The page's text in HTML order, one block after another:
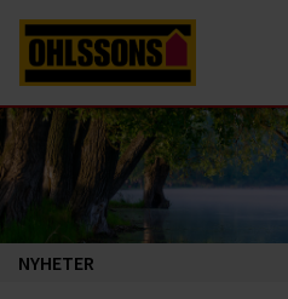
NYHETER